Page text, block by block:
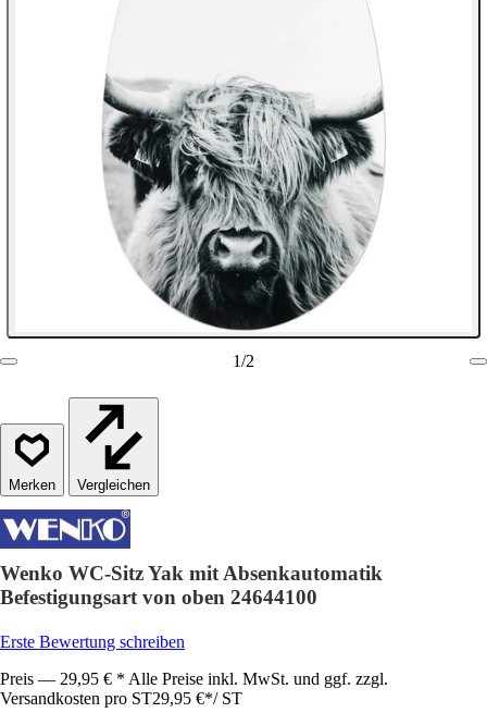
1/2
Vergleichen
Wenko WC-Sitz Yak mit Absenkautomatik
Befestigungsart von oben 24644100
Erste Bewertung schreiben
Preis — 29,95 € * Alle Preise inkl. MwSt. und ggf. zzgl.
Versandkosten pro ST29,95 €*/ ST